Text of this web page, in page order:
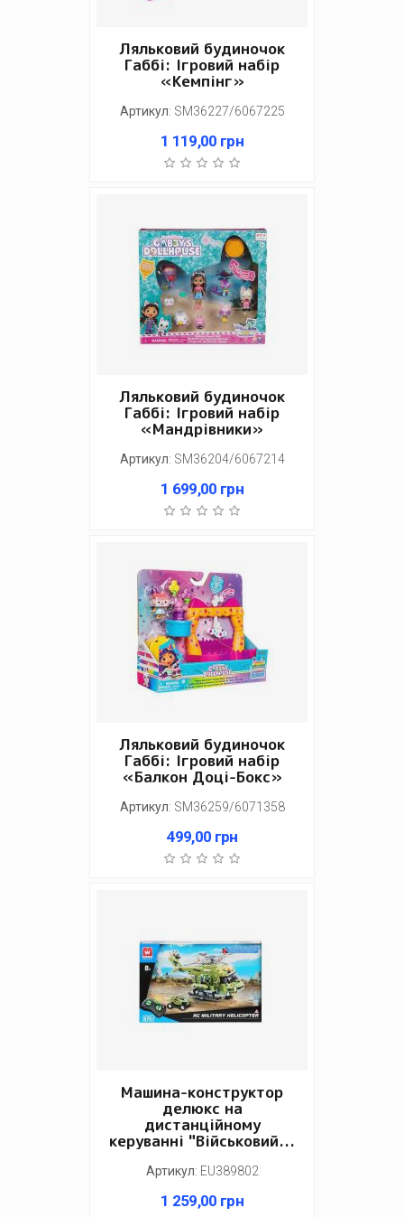
Ляльковий будиночок
Габбі: Ігровий набір
«Кемпінг»
Артикул: SM36227/6067225
1 119,00 грн
Ляльковий будиночок
Габбі: Ігровий набір
«Мандрівники»
Артикул: SM36204/6067214
1 699,00 грн
Ляльковий будиночок
Габбі: Ігровий набір
«Балкон Доці-Бокс»
Артикул: SM36259/6071358
499,00 грн
Машина-конструктор
делюкс на
дистанційному
керуванні "Військовий...
Артикул: EU389802
1 259,00 грн